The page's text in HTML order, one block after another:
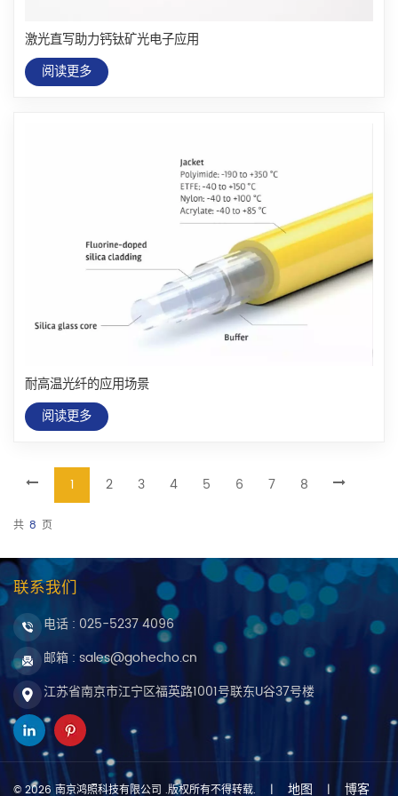
激光直写助力钙钛矿光电子应用
阅读更多
耐高温光纤的应用场景
阅读更多
1 2 3 4 5 6 7 8
共 8 页
联系我们
电话 : 025-5237 4096
邮箱 : sales@gohecho.cn
江苏省南京市江宁区福英路1001号联东U谷37号楼
© 2026 南京鸿照科技有限公司 .版权所有不得转载. | 地图 | 博客